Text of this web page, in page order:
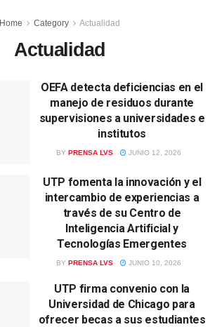
Home Category Actualidad
Actualidad
OEFA detecta deficiencias en el
manejo de residuos durante
supervisiones a universidades e
institutos
BY PRENSA LVS JUNIO 12, 2026
UTP fomenta la innovación y el
intercambio de experiencias a
través de su Centro de
Inteligencia Artificial y
Tecnologías Emergentes
BY PRENSA LVS JUNIO 10, 2026
UTP firma convenio con la
Universidad de Chicago para
ofrecer becas a sus estudiantes